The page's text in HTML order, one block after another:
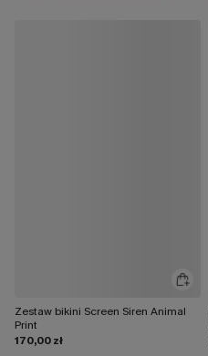
Zestaw bikini Screen Siren Animal
Print
170,00 zł